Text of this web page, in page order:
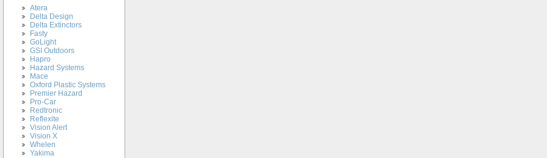
Atera
Delta Design
Delta Extinctors
Fasty
GoLight
GSI Outdoors
Hapro
Hazard Systems
Mace
Oxford Plastic Systems
Premier Hazard
Pro-Car
Redtronic
Reflexite
Vision Alert
Vision X
Whelen
Yakima